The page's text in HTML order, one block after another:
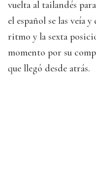
vuelta al tailandés
el español se las veía
ritmo y la sexta
momento por su
que llegó desde atrás.